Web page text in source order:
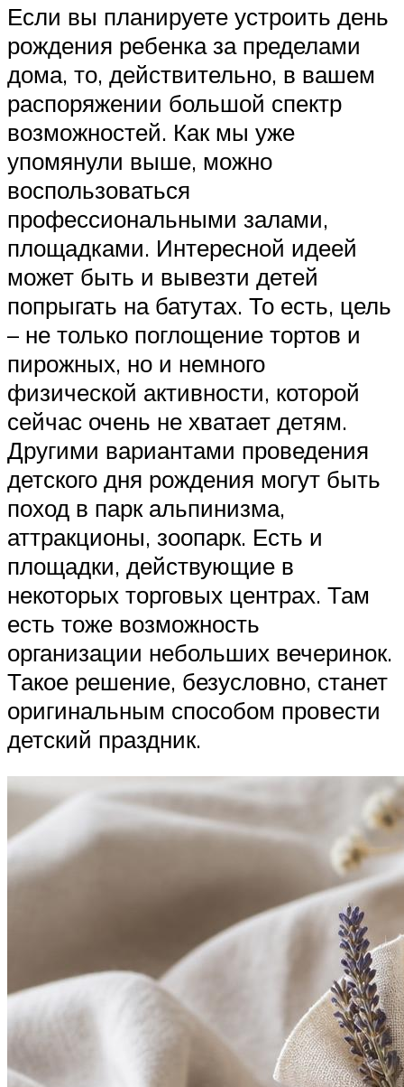
Если вы планируете устроить день
рождения ребенка за пределами
дома, то, действительно, в вашем
распоряжении большой спектр
возможностей. Как мы уже
упомянули выше, можно
воспользоваться
профессиональными залами,
площадками. Интересной идеей
может быть и вывезти детей
попрыгать на батутах. То есть, цель
– не только поглощение тортов и
пирожных, но и немного
физической активности, которой
сейчас очень не хватает детям.
Другими вариантами проведения
детского дня рождения могут быть
поход в парк альпинизма,
аттракционы, зоопарк. Есть и
площадки, действующие в
некоторых торговых центрах. Там
есть тоже возможность
организации небольших вечеринок.
Такое решение, безусловно, станет
оригинальным способом провести
детский праздник.